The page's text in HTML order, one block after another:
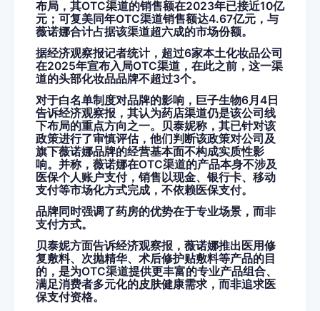
布局，其OTC渠道的销售额在2023年已接近10亿
元；可复美同年OTC渠道销售额达4.67亿元，与
薇诺娜合计占据该渠道超六成的市场份额。
据经济观察报记者统计，超过6家本土化妆品公司
在2025年宣布入局OTC渠道，在此之前，这一渠
道的头部化妆品品牌不超过3个。
对于白名单制度对品牌的影响，巨子生物6月4日
告诉经济观察报，其认为药店渠道仍是该公司线
下布局的重点方向之一。贝泰妮称，其已针对该
政策进行了审慎评估，他们判断该政策对公司及
旗下薇诺娜品牌的经营基本面不构成实质性影
响。并称，薇诺娜在OTC渠道的产品本身不涉及
医保个人账户支付，销售以现金、银行卡、移动
支付等市场化方式完成，不依赖医保支付。
品牌同时强调了药房的优势在于专业场景，而非
支付方式。
贝泰妮方面告诉经济观察报，薇诺娜推出医用修
复敷料、次抛精华、术后修护贴敷料等产品的目
的，是为OTC渠道提供更丰富的专业产品组合、
满足消费者多元化的皮肤健康需求，而非追求医
保支付资格。